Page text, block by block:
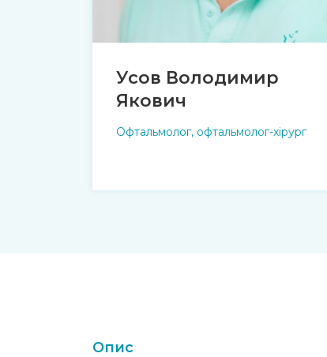
Усов Володимир
Якович
Офтальмолог, офтальмолог-хірург
Опис